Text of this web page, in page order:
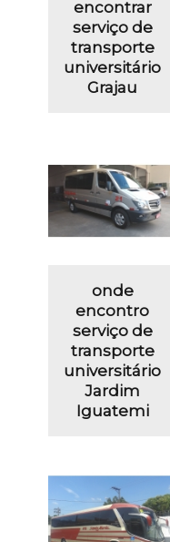
encontrar
serviço de
transporte
universitário
Grajau
onde
encontro
serviço de
transporte
universitário
Jardim
Iguatemi